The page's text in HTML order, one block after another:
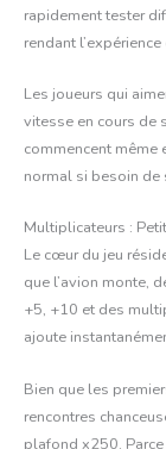
rapidement tester
rendant
Les joueurs qui
vitesse en cours de
commencent même
normal si besoin
Multiplicateurs :
Le cœur du jeu
que l’avion monte,
+5, +10 et des
ajoute
Bien que les
rencontres
plafond x250.